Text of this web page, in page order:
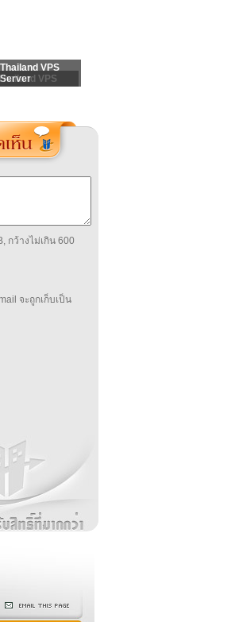
VPS
Thailand VPS
Server
กว้างไม่เกิน 600
จะถูกเก็บเป็น